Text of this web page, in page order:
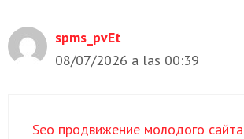
spms_pvEt
08/07/2026 a las 00:39
Seo продвижение молодого сайта